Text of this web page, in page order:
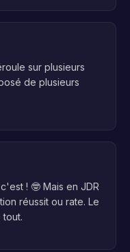
sur plusieurs
de plusieurs
! 🤓 Mais en JDR
réussit ou rate. Le
tout.